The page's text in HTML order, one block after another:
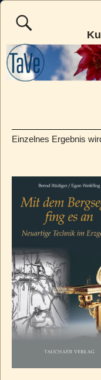
Einzelnes Ergebnis